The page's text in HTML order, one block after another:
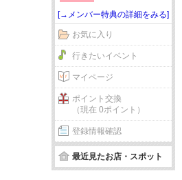
[→メンバー特典の詳細をみる]
お気に入り
行きたいイベント
マイページ
ポイント交換
（現在 0ポイント）
登録情報確認
最近見たお店・スポット